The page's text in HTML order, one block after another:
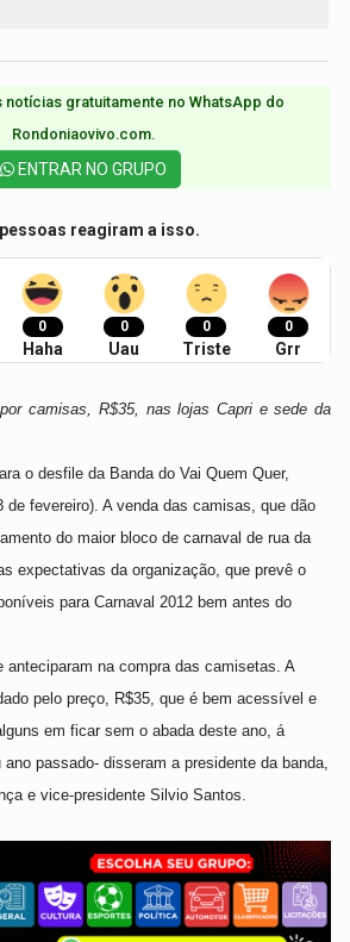
notícias gratuitamente no WhatsApp do
Rondoniaovivo.com.​
ENTRAR NO GRUPO
reagiram a isso.
0
Haha
0
Uau
0
Triste
0
Grr
camisas, R$35, nas lojas Capri e sede da
o desfile da Banda do Vai Quem Quer,
de fevereiro). A venda das camisas, que dão
do maior bloco de carnaval de rua da
expectativas da organização, que prevê o
para Carnaval 2012 bem antes do
na compra das camisetas. A
pelo preço, R$35, que é bem acessível e
em ficar sem o abada deste ano, á
passado- disseram a presidente da banda,
e vice-presidente Silvio Santos.